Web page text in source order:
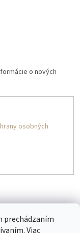
prechádzaním
Viac
o nových
osobných